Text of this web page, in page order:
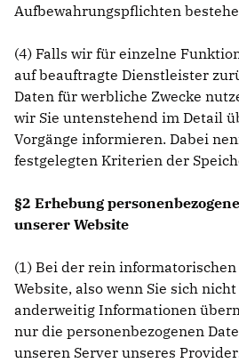
Aufbewahrungspflichten
(4) Falls wir für einzelne
auf beauftragte Dienstleister
Daten für werbliche Zwecke
wir Sie untenstehend im Detail
Vorgänge informieren. Dabei
festgelegten Kriterien der
§2 Erhebung
unserer Website
(1) Bei der rein
Website, also wenn Sie sich
anderweitig Informationen
nur die personenbezogenen
unseren Server unseres